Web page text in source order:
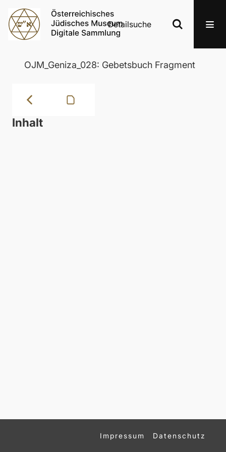
Detailsuche
OJM_Geniza_028: Gebetsbuch Fragment
Inhalt
Impressum Datenschutz